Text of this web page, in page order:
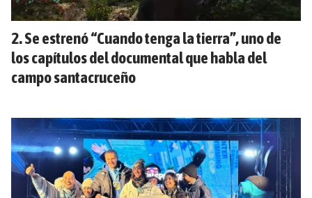
Se estrenó “Cuando tenga la tierra”, uno de
los capítulos del documental que habla del
campo santacruceño